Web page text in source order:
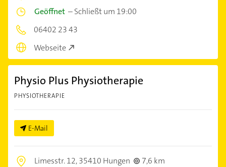
Geöffnet –Schließt um 19:00
06402 23 43
Webseite
Physio Plus Physiotherapie
PHYSIOTHERAPIE
E-Mail
Limesstr. 12,35410 Hungen
7,6 km